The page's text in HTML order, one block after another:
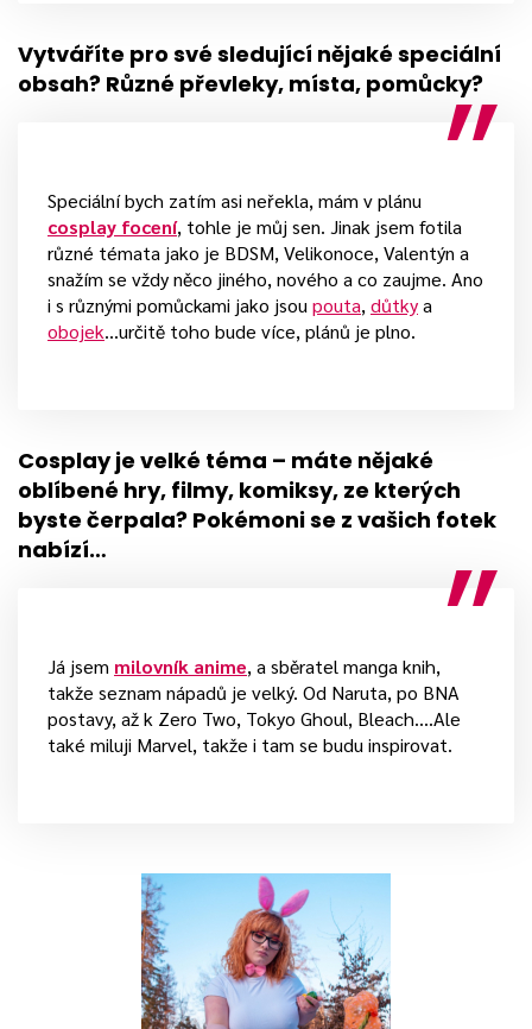
Vytváříte pro své sledující nějaké speciální
obsah? Různé převleky, místa, pomůcky?
Speciální bych zatím asi neřekla, mám v plánu
cosplay focení, tohle je můj sen. Jinak jsem fotila
různé témata jako je BDSM, Velikonoce, Valentýn a
snažím se vždy něco jiného, nového a co zaujme. Ano
i s různými pomůckami jako jsoupouta, důtkya
obojek…určitě toho bude více, plánů je plno.
Cosplay je velké téma – máte nějaké
oblíbené hry, filmy, komiksy, ze kterých
byste čerpala? Pokémoni se z vašich fotek
nabízí…
Já jsem milovník anime, a sběratel manga knih,
takže seznam nápadů je velký. Od Naruta, po BNA
postavy, až k Zero Two, Tokyo Ghoul, Bleach….Ale
také miluji Marvel, takže i tam se budu inspirovat.